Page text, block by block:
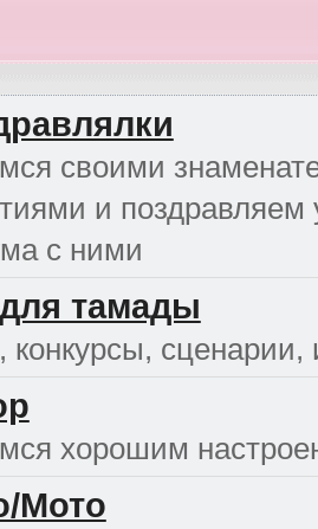
своими
и поздравляем
с ними
тамады
конкурсы, сценарии,
хорошим
Мото